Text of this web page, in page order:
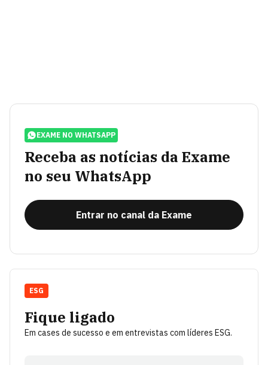
EXAME NO WHATSAPP
Receba as notícias da Exame
no seu WhatsApp
Entrar no canal da Exame
Fique ligado
Em cases de sucesso e em entrevistas com líderes ESG.
ESG